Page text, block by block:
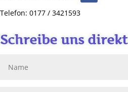
Telefon: 0177 / 3421593
Schreibe uns direkt